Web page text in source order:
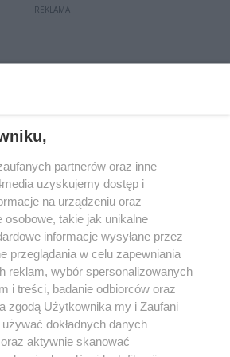
REKLAMA
Prywatność
Praca Łódź
the:protocol
partnerów oraz inne
uzyskujemy dostęp i
na urządzeniu oraz
osobowe, takie jak unikalne
informacje wysyłane przez
przeglądania w celu zapewniania
reklam, wybór spersonalizowanych
i treści, badanie odbiorców oraz
zgodą Użytkownika my i Zaufani
dokładnych danych
aktywnie skanować